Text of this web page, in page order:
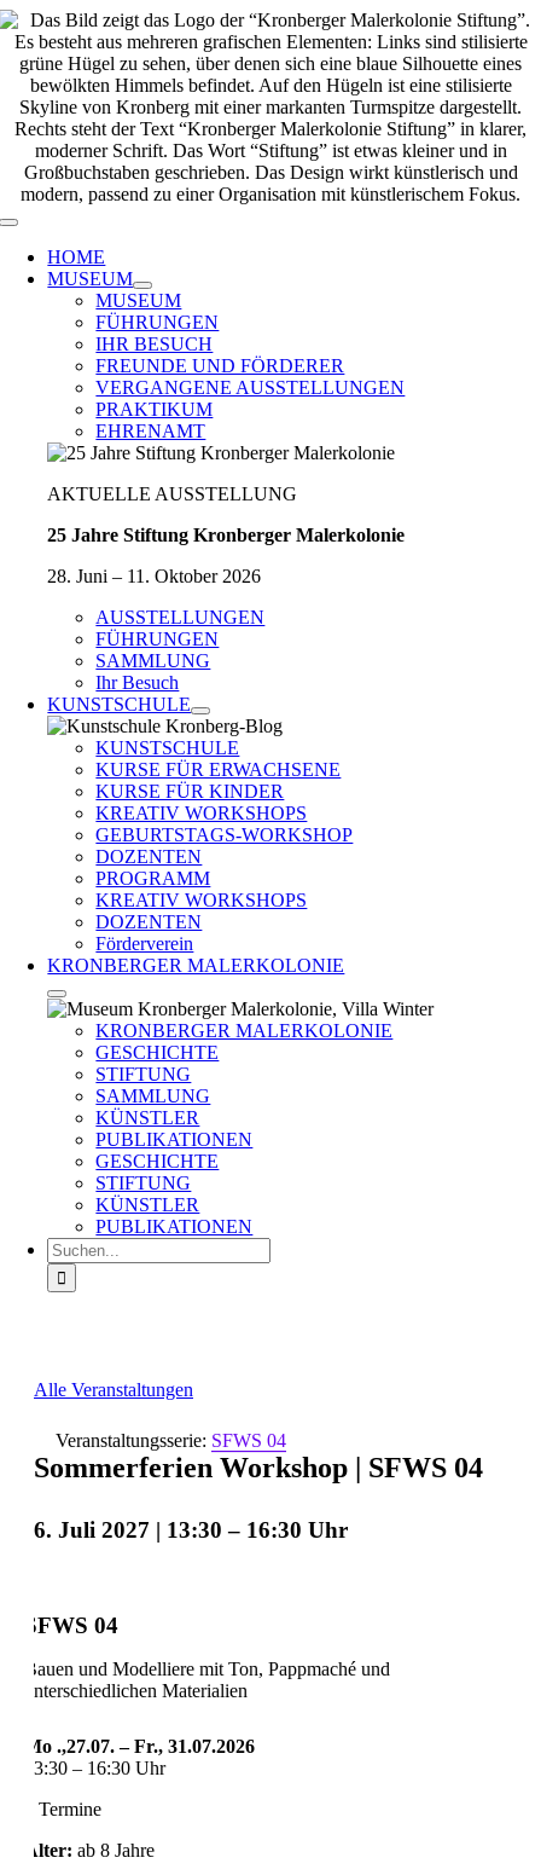
Zum
Inhalt
springen
Toggle
Navigation
HOME
MUSEUM
MUSEUM
FÜHRUNGEN
IHR BESUCH
FREUNDE UND FÖRDERER
VERGANGENE AUSSTELLUNGEN
PRAKTIKUM
EHRENAMT
AKTUELLE AUSSTELLUNG
25 Jahre Stiftung Kronberger Malerkolonie
28. Juni – 11. Oktober 2026
AUSSTELLUNGEN
FÜHRUNGEN
SAMMLUNG
Ihr Besuch
KUNSTSCHULE
KUNSTSCHULE
KURSE FÜR ERWACHSENE
KURSE FÜR KINDER
KREATIV WORKSHOPS
GEBURTSTAGS-WORKSHOP
DOZENTEN
PROGRAMM
KREATIV WORKSHOPS
DOZENTEN
Förderverein
KRONBERGER MALERKOLONIE
KRONBERGER MALERKOLONIE
GESCHICHTE
STIFTUNG
SAMMLUNG
KÜNSTLER
PUBLIKATIONEN
GESCHICHTE
STIFTUNG
KÜNSTLER
PUBLIKATIONEN
Suche
nach:
Alle Veranstaltungen
Veranstaltungsserie: SFWS 04
Sommerferien Workshop | SFWS 04
6. Juli 2027 | 13:30 – 16:30
SFWS 04
Bauen und Modelliere mit Ton, Pappmaché und
unterschiedlichen Materialien
Mo .,27.07. – Fr., 31.07.2026
13:30 – 16:30 Uhr
5 Termine
Alter: ab 8 Jahre